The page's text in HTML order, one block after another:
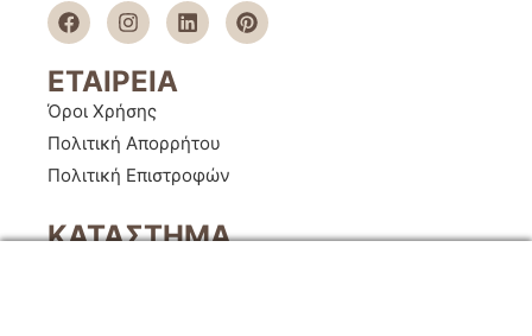
ΕΤΑΙΡΕΙΑ
Όροι Χρήσης
Πολιτική Απορρήτου
Πολιτική Επιστροφών
ΚΑΤΑΣΤΗΜΑ